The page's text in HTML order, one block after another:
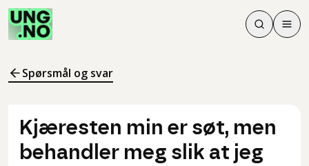
Søk
Søk
Meny
Spørsmål og svar
Kjæresten min er søt, men
behandler meg slik at jeg